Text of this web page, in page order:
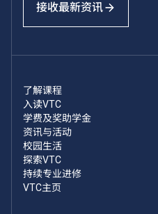
接收最新资讯
了解课程
入读VTC
学费及奖助学金
资讯与活动
校园生活
探索VTC
持续专业进修
VTC主页